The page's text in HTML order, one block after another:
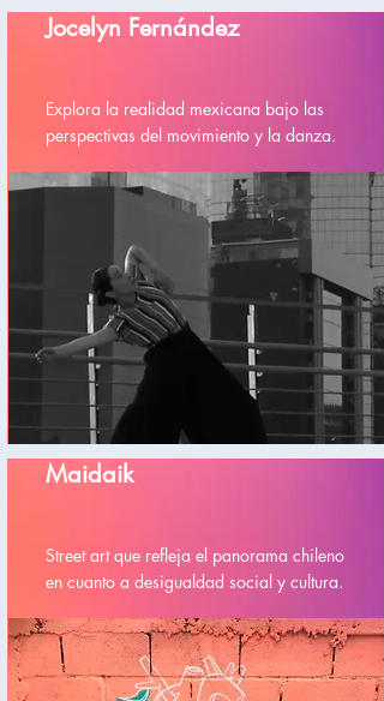
Jocelyn Fernández
Explora la realidad mexicana bajo las
perspectivas del movimiento y la danza.
Maidaik
Street art que refleja el panorama chileno
en cuanto a desigualdad social y cultura.